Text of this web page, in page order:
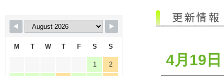
M T W T F S S
1 2 4月19